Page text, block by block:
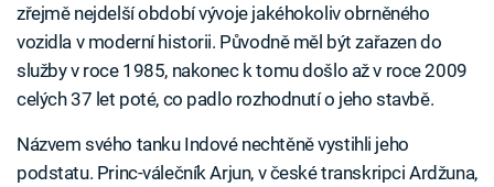
zřejmě nejdelší období vývoje jakéhokoliv obrněného
vozidla v moderní historii. Původně měl být zařazen do
služby v roce 1985, nakonec k tomu došlo až v roce 2009
celých 37 let poté, co padlo rozhodnutí o jeho stavbě.
Názvem svého tanku Indové nechtěně vystihli jeho
podstatu. Princ-válečník Arjun, v české transkripci Ardžuna,